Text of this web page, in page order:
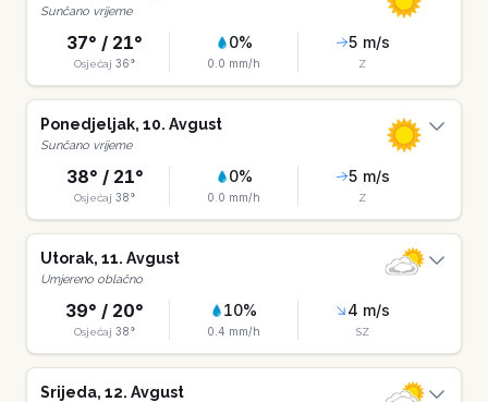
Sunčano vrijeme
37° / 21°
Osjećaj 36°
0%
0.0 mm/h
5 m/s
Z
Ponedjeljak, 10. Avgust
Sunčano vrijeme
38° / 21°
Osjećaj 38°
0%
0.0 mm/h
5 m/s
Z
Utorak, 11. Avgust
Umjereno oblačno
39° / 20°
Osjećaj 38°
10%
0.4 mm/h
4 m/s
SZ
Srijeda, 12. Avgust